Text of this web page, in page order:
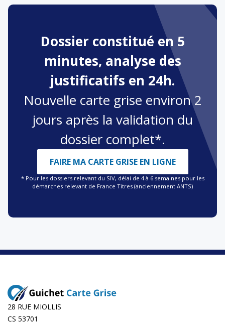
Dossier constitué en 5
minutes, analyse des
justificatifs en 24h.
Nouvelle carte grise environ 2
jours après la validation du
dossier complet*.
FAIRE MA CARTE GRISE EN LIGNE
* Pour les dossiers relevant du SIV, délai de 4 à 6 semaines pour les
démarches relevant de France Titres (anciennement ANTS)
28 RUE MIOLLIS
CS 53701